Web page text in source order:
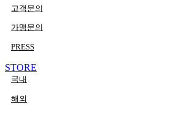
고객문의
가맹문의
PRESS
STORE
국내
해외